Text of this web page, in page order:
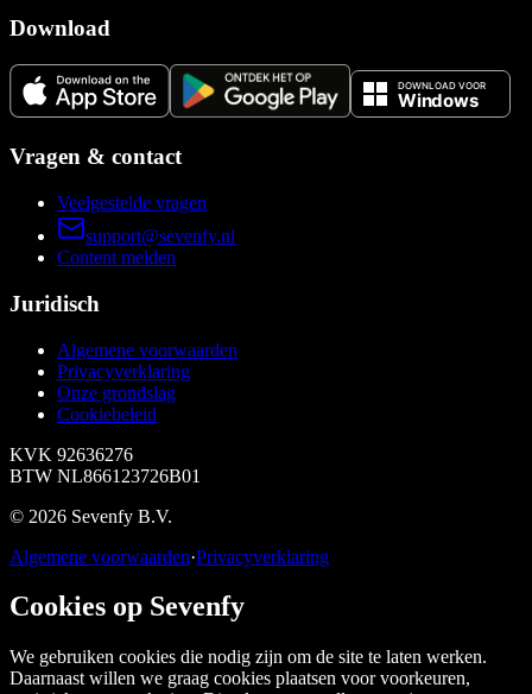
Download
Vragen & contact
Veelgestelde vragen
support@sevenfy.nl
Content melden
Juridisch
Algemene voorwaarden
Privacyverklaring
Onze grondslag
Cookiebeleid
KVK 92636276
BTW NL866123726B01
© 2026 Sevenfy B.V.
Algemene voorwaarden·Privacyverklaring
Cookies op Sevenfy
We gebruiken cookies die nodig zijn om de site te laten werken.
Daarnaast willen we graag cookies plaatsen voor voorkeuren,